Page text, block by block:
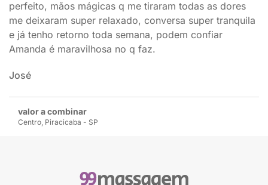
valor a combinar
Centro, Piracicaba - SP
perfeito, mãos mágicas q me tiraram todas as dores
me deixaram super relaxado, conversa super tranquila
e já tenho retorno toda semana, podem confiar
Amanda é maravilhosa no q faz.
José